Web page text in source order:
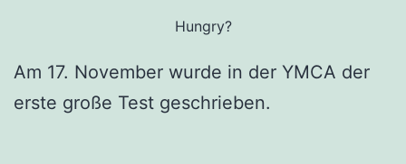
m
o
Hungry?
Am 17. November wurde in der YMCA der
erste große Test geschrieben.